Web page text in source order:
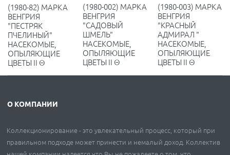
(1980-82) МАРКА
ВЕНГРИЯ
"ПЕСТРЯК
ПЧЕЛИНЫЙ"
НАСЕКОМЫЕ,
ОПЫЛЯЮЩИЕ
ЦВЕТЫ II Θ
(1980-002) МАРКА
ВЕНГРИЯ
"САДОВЫЙ
ШМЕЛЬ"
НАСЕКОМЫЕ,
ОПЫЛЯЮЩИЕ
ЦВЕТЫ II Θ
(1980-003) МАРКА
ВЕНГРИЯ
"КРАСНЫЙ
АДМИРАЛ "
НАСЕКОМЫЕ,
ОПЫЛЯЮЩИЕ
ЦВЕТЫ II Θ
О КОМПАНИИ
Коллекционирование - это увлекательный процесс, который при
правильном подходе может принести и немалый доход. Коллектив